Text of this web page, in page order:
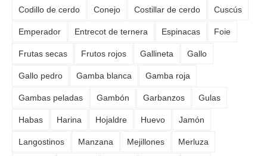
Codillo de cerdo Conejo Costillar de cerdo Cuscús
Emperador Entrecot de ternera Espinacas Foie
Frutas secas Frutos rojos Gallineta Gallo
Gallo pedro Gamba blanca Gamba roja
Gambas peladas Gambón Garbanzos Gulas
Habas Harina Hojaldre Huevo Jamón
Langostinos Manzana Mejillones Merluza